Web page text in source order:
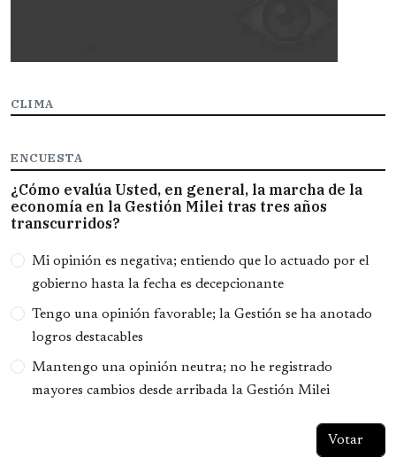
CLIMA
ENCUESTA
¿Cómo evalúa Usted, en general, la marcha de la
economía en la Gestión Milei tras tres años
transcurridos?
Opciones
Mi opinión es negativa; entiendo que lo actuado por el
gobierno hasta la fecha es decepcionante
Tengo una opinión favorable; la Gestión se ha anotado
logros destacables
Mantengo una opinión neutra; no he registrado
mayores cambios desde arribada la Gestión Milei